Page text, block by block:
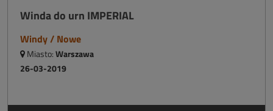
Winda do urn IMPERIAL
Windy / Nowe
Miasto:Warszawa
26-03-2019